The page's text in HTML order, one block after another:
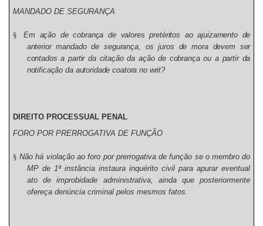
MANDADO DE SEGURANÇA
§
Em ação de cobrança de valores pretéritos ao ajuizamento de
anterior mandado de segurança, os juros de mora devem ser
contados a partir da citação da ação de cobrança ou a partir da
notificação da autoridade coatora no writ?
DIREITO PROCESSUAL PENAL
FORO POR PRERROGATIVA DE FUNÇÃO
§ Não há violação ao foro por prerrogativa de função se o membro do
MP de 1ª instância instaura inquérito civil para apurar eventual
ato de improbidade administrativa, ainda que posteriormente
ofereça denúncia criminal pelos mesmos fatos.